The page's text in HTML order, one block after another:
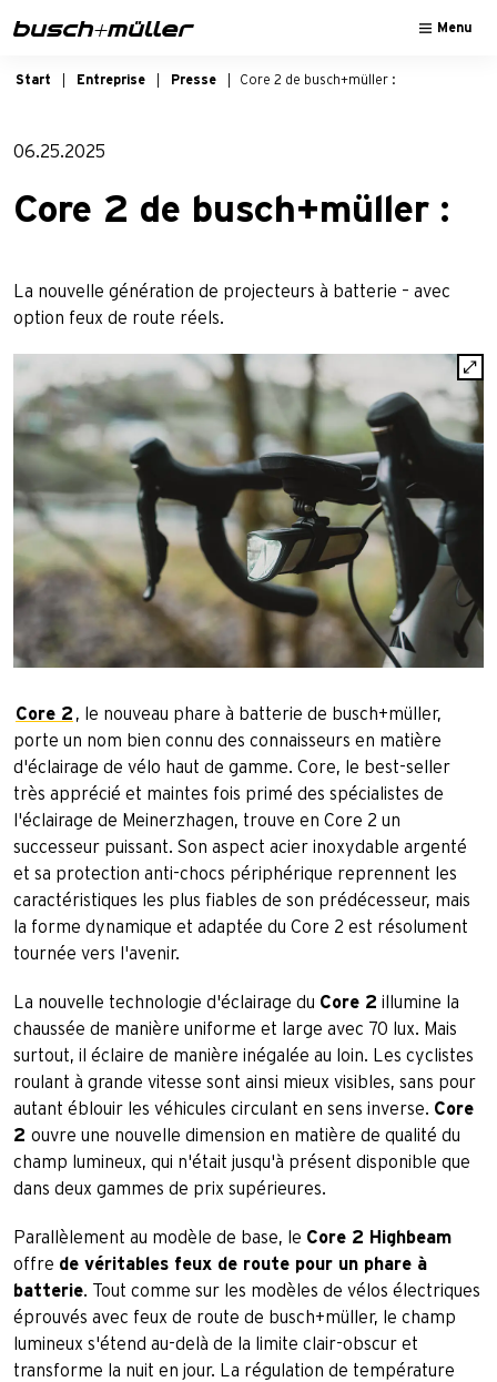
Menu
Start Entreprise Presse Core 2 de busch+müller :
06.25.2025
Core 2 de busch+müller :
La nouvelle génération de projecteurs à batterie – avec
option feux de route réels.
Core 2 , le nouveau phare à batterie de busch+müller,
porte un nom bien connu des connaisseurs en matière
d'éclairage de vélo haut de gamme. Core, le best-seller
très apprécié et maintes fois primé des spécialistes de
l'éclairage de Meinerzhagen, trouve en Core 2 un
successeur puissant. Son aspect acier inoxydable argenté
et sa protection anti-chocs périphérique reprennent les
caractéristiques les plus fiables de son prédécesseur, mais
la forme dynamique et adaptée du Core 2 est résolument
tournée vers l'avenir.
La nouvelle technologie d'éclairage du Core 2 illumine la
chaussée de manière uniforme et large avec 70 lux. Mais
surtout, il éclaire de manière inégalée au loin. Les cyclistes
roulant à grande vitesse sont ainsi mieux visibles, sans pour
autant éblouir les véhicules circulant en sens inverse. Core
2 ouvre une nouvelle dimension en matière de qualité du
champ lumineux, qui n'était jusqu'à présent disponible que
dans deux gammes de prix supérieures.
Parallèlement au modèle de base, le Core 2 Highbeam
offre de véritables feux de route pour un phare à
batterie. Tout comme sur les modèles de vélos électriques
éprouvés avec feux de route de busch+müller, le champ
lumineux s'étend au-delà de la limite clair-obscur et
transforme la nuit en jour. La régulation de température